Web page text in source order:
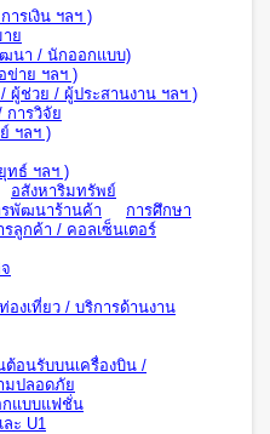
ารเงิน ฯลฯ )
ย
ฒนา / นักออกแบบ)
ข่าย ฯลฯ )
ผู้ช่วย / ผู้ประสานงาน ฯลฯ )
ารวิจัย
ฯลฯ )
ทธ์ ฯลฯ )
อสังหาริมทรัพย์
พัฒนาร้านค้า
การศึกษา
รลูกค้า / คอลเซ็นเตอร์
องเที่ยว / บริการด้านงาน
อนรับบนเครื่องบิน /
มปลอดภัย
กแบบแฟชั่น
ะ U1